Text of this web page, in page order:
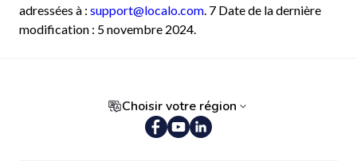
adressées à : support@localo.com. 7 Date de la dernière
modification : 5 novembre 2024.
Choisir votre région